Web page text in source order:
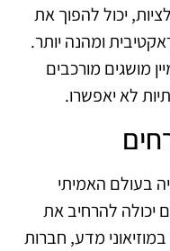
יכול להפוך את
ומהנה יותר.
מושגים מורכבים
לא יאפשרו.
בעולם האמיתי
יכולה להרחיב את
מדע, חברות